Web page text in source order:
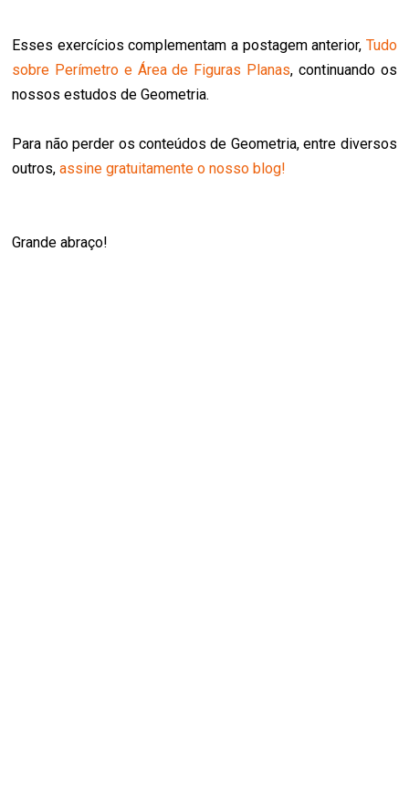
Esses exercícios complementam a postagem anterior, Tudo
sobre Perímetro e Área de Figuras Planas, continuando os
nossos estudos de Geometria.
Para não perder os conteúdos de Geometria, entre diversos
outros,assine gratuitamente o nosso blog!
Grande abraço!